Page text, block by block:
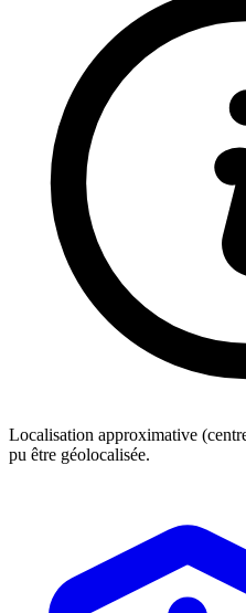
Localisation approximative
pu être géolocalisée.